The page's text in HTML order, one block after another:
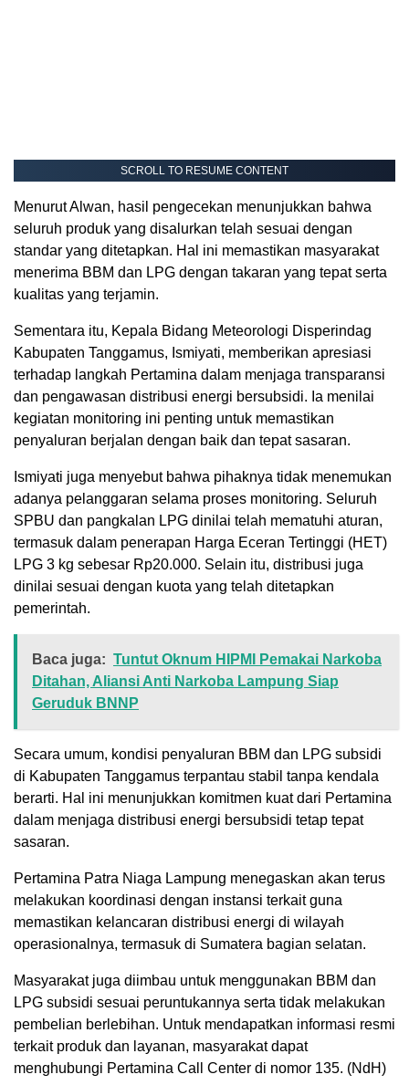
SCROLL TO RESUME CONTENT
Menurut Alwan, hasil pengecekan menunjukkan bahwa
seluruh produk yang disalurkan telah sesuai dengan
standar yang ditetapkan. Hal ini memastikan masyarakat
menerima BBM dan LPG dengan takaran yang tepat serta
kualitas yang terjamin.
Sementara itu, Kepala Bidang Meteorologi Disperindag
Kabupaten Tanggamus, Ismiyati, memberikan apresiasi
terhadap langkah Pertamina dalam menjaga transparansi
dan pengawasan distribusi energi bersubsidi. Ia menilai
kegiatan monitoring ini penting untuk memastikan
penyaluran berjalan dengan baik dan tepat sasaran.
Ismiyati juga menyebut bahwa pihaknya tidak menemukan
adanya pelanggaran selama proses monitoring. Seluruh
SPBU dan pangkalan LPG dinilai telah mematuhi aturan,
termasuk dalam penerapan Harga Eceran Tertinggi (HET)
LPG 3 kg sebesar Rp20.000. Selain itu, distribusi juga
dinilai sesuai dengan kuota yang telah ditetapkan
pemerintah.
Baca juga: Tuntut Oknum HIPMI Pemakai Narkoba
Ditahan, Aliansi Anti Narkoba Lampung Siap
Geruduk BNNP
Secara umum, kondisi penyaluran BBM dan LPG subsidi
di Kabupaten Tanggamus terpantau stabil tanpa kendala
berarti. Hal ini menunjukkan komitmen kuat dari Pertamina
dalam menjaga distribusi energi bersubsidi tetap tepat
sasaran.
Pertamina Patra Niaga Lampung menegaskan akan terus
melakukan koordinasi dengan instansi terkait guna
memastikan kelancaran distribusi energi di wilayah
operasionalnya, termasuk di Sumatera bagian selatan.
Masyarakat juga diimbau untuk menggunakan BBM dan
LPG subsidi sesuai peruntukannya serta tidak melakukan
pembelian berlebihan. Untuk mendapatkan informasi resmi
terkait produk dan layanan, masyarakat dapat
menghubungi Pertamina Call Center di nomor 135. (NdH)